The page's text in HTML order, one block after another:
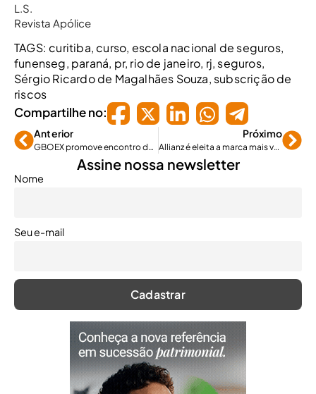
L.S.
Revista Apólice
TAGS: curitiba, curso, escola nacional de seguros,
funenseg, paraná, pr, rio de janeiro, rj, seguros,
Sérgio Ricardo de Magalhães Souza, subscrição de
riscos
Compartilhe no:
Anterior
GBOEX promove encontro de Gerentes Regionais
Próximo
Allianz é eleita a marca mais valiosa do setor de seguros
Assine nossa newsletter
Nome
Seu e-mail